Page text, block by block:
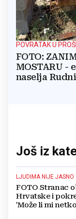
POVRATAK U
FOTO:
MOSTARU -
naselja
Još iz
LJUDIMA NIJE JASNO
FOTO Stranac
Hrvatske i
'Može li mi